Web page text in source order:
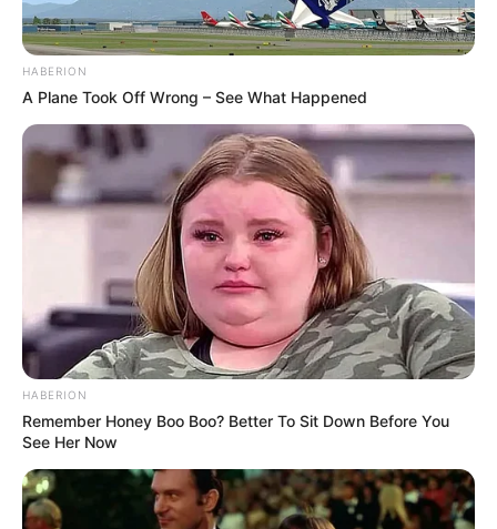
HABERION
A Plane Took Off Wrong – See What Happened
HABERION
Remember Honey Boo Boo? Better To Sit Down Before You
See Her Now